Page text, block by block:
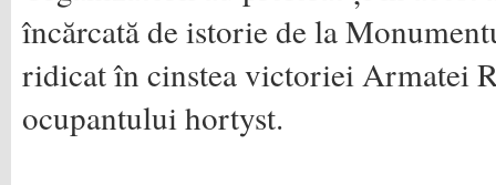
încărcată de istorie de la
ridicat în cinstea victoriei Armatei
ocupantului hortyst.